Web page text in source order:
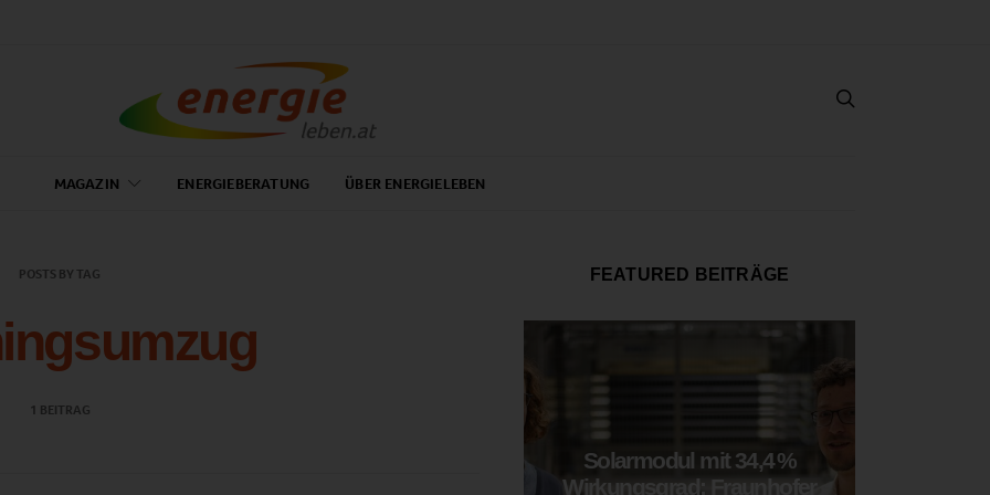
MAGAZIN ENERGIEBERATUNG ÜBER ENERGIELEBEN
POSTS BY TAG
1 BEITRAG
FEATURED BEITRÄGE
Solarmodul mit 34,4 %
Wirkungsgrad: Fraunhofer